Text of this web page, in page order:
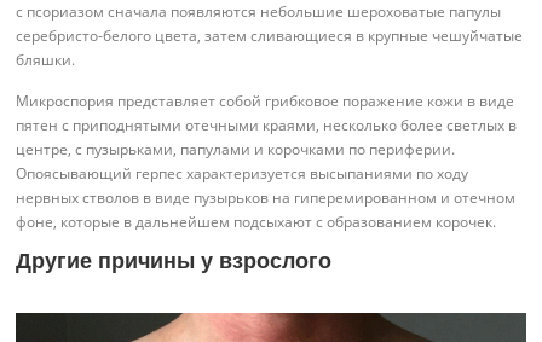
с псориазом сначала появляются небольшие шероховатые папулы
серебристо-белого цвета, затем сливающиеся в крупные чешуйчатые
бляшки.
Микроспория представляет собой грибковое поражение кожи в виде
пятен с приподнятыми отечными краями, несколько более светлых в
центре, с пузырьками, папулами и корочками по периферии.
Опоясывающий герпес характеризуется высыпаниями по ходу
нервных стволов в виде пузырьков на гиперемированном и отечном
фоне, которые в дальнейшем подсыхают с образованием корочек.
Другие причины у взрослого